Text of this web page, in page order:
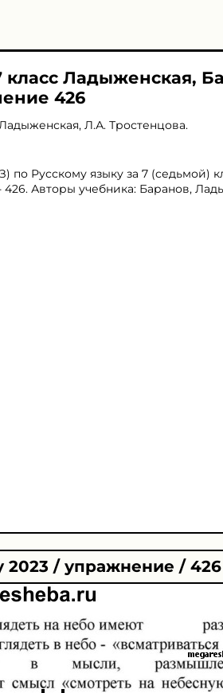
класс Ладыженская,
426
, Л.А. Тростенцова.
Русскому языку за 7 (седьмой)
Авторы учебника: Баранов,
2023 / упражнение / 426